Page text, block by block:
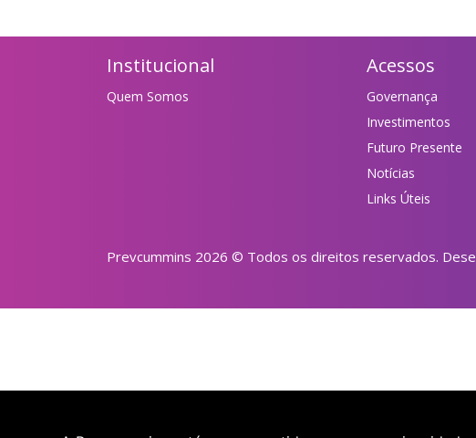
Institucional
Quem Somos
Acessos
Governança
Investimentos
Futuro Presente
Notícias
Links Úteis
Prevcummins 2026 © Todos os direitos reservados.